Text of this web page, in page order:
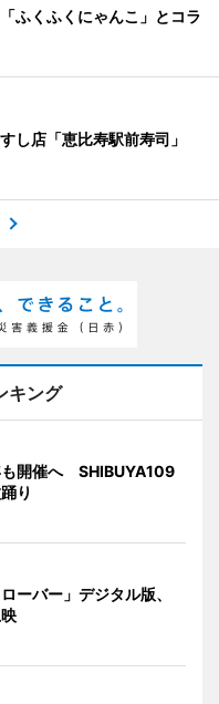
ふくふくにゃんこ」とコラ
し店「恵比寿駅前寿司」
キング
も開催へ SHIBUYA109
り
ーバー」デジタル版、